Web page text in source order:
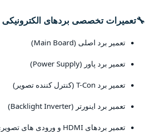
🔧تعمیرات تخصصی بردهای الکترونیکی
تعمیر برد اصلی (Main Board)
تعمیر برد پاور (Power Supply)
تعمیر برد T-Con (کنترل کننده تصویر)
تعمیر برد اینورتر (Backlight Inverter)
تعمیر بردهای HDMI و ورودی های تصویری